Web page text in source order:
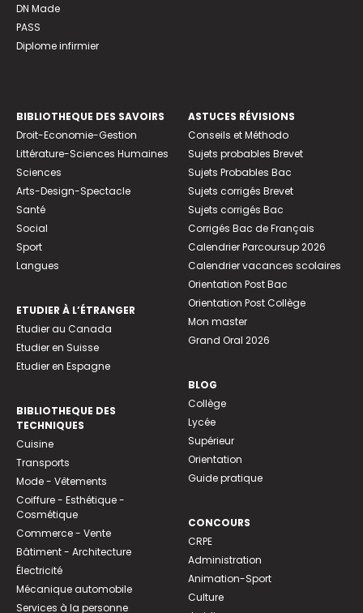
DN Made
PASS
Diplome infirmier
BIBLIOTHEQUE DES SAVOIRS
Droit-Economie-Gestion
Littérature-Sciences Humaines
Sciences
Arts-Design-Spectacle
Santé
Social
Sport
Langues
ETUDIER À L’ÉTRANGER
Etudier au Canada
Etudier en Suisse
Etudier en Espagne
BIBLIOTHEQUE DES
TECHNIQUES
Cuisine
Transports
Mode - Vêtements
Coiffure - Esthétique -
Cosmétique
Commerce - Vente
Bâtiment - Architecture
Électricité
Mécanique automobile
Services à la personne
ASTUCES RÉVISIONS
Conseils et Méthodo
Sujets probables Brevet
Sujets Probables Bac
Sujets corrigés Brevet
Sujets corrigés Bac
Corrigés Bac de Français
Calendrier Parcoursup 2026
Calendrier vacances scolaires
Orientation Post Bac
Orientation Post Collège
Mon master
Grand Oral 2026
BLOG
Collège
Lycée
Supérieur
Orientation
Guide pratique
CONCOURS
CRPE
Administration
Animation-Sport
Culture